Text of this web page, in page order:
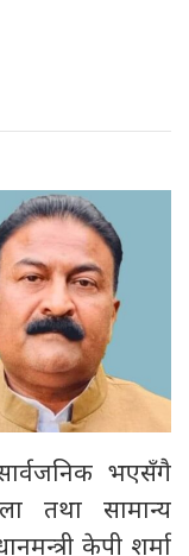
भएसँगै
तथा सामान्य
केपी शर्मा